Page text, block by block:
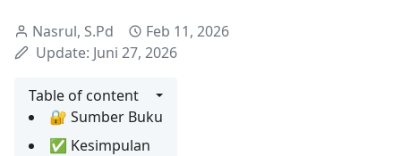
Nasrul, S.Pd
Feb 11, 2026
Update: Juni 27, 2026
Table of content
🔐 Sumber Buku
✅ Kesimpulan